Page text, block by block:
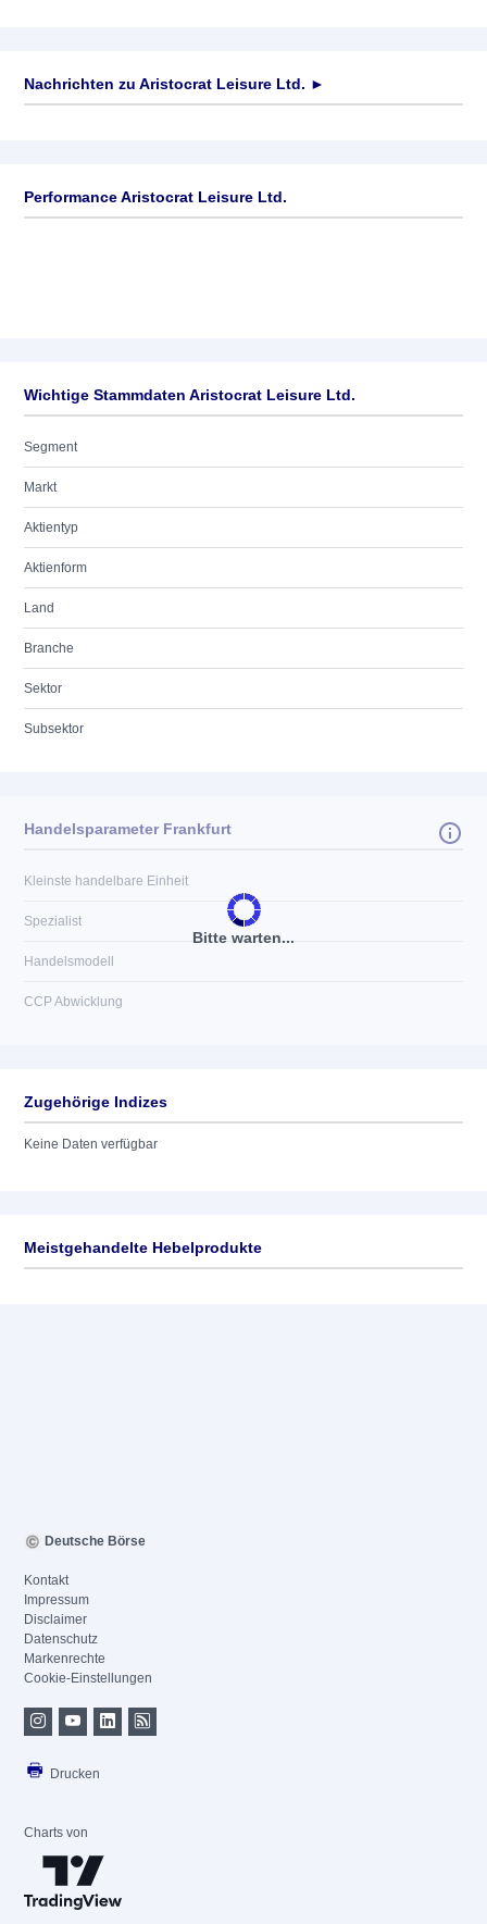
Nachrichten zu Aristocrat Leisure Ltd. ►
Performance Aristocrat Leisure Ltd.
Wichtige Stammdaten Aristocrat Leisure Ltd.
Segment
Markt
Aktientyp
Aktienform
Land
Branche
Sektor
Subsektor
Bitte warten...
Handelsparameter Frankfurt
Kleinste handelbare Einheit
Spezialist
Handelsmodell
CCP Abwicklung
Zugehörige Indizes
Keine Daten verfügbar
Meistgehandelte Hebelprodukte
Deutsche Börse
Kontakt
Impressum
Disclaimer
Datenschutz
Markenrechte
Cookie-Einstellungen
Drucken
Charts von